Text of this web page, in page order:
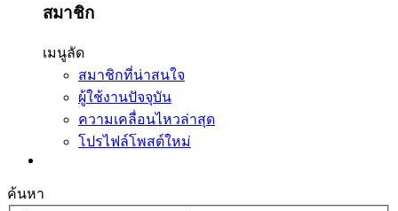
สมาชิก
เมนูลัด
สมาชิกที่น่าสนใจ
ผู้ใช้งานปัจจุบัน
ความเคลื่อนไหวล่าสุด
โปรไฟล์โพสต์ใหม่
ค้นหา